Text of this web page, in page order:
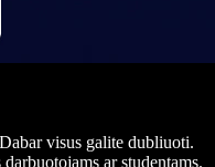
visus galite dubliuoti.
ar studentams.